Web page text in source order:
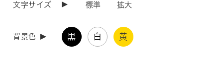
文字サイズ 標準 拡大
背景色 黒 白 黄
市には様々な分野の相談窓口があります
さいたま市では、心やからだの相談の他、生活問題・経済問題など
様々な問題に対応した相談窓口を設置しています。一人で悩まず、